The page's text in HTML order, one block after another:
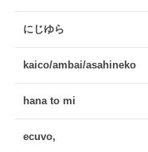
にじゆら
kaico/ambai/asahineko
hana to mi
ecuvo,